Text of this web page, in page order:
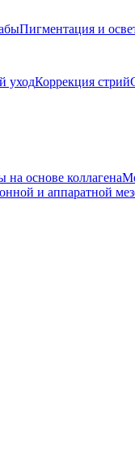
Пигментация и
уходКоррекция стрий
на основе коллагена
и аппаратной